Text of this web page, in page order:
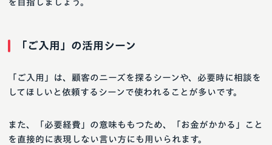
を目指しましょう。
「ご入用」の活用シーン
「ご入用」は、顧客のニーズを探るシーンや、必要時に相談を
してほしいと依頼するシーンで使われることが多いです。
また、「必要経費」の意味ももつため、「お金がかかる」こと
を直接的に表現しない言い方にも用いられます。